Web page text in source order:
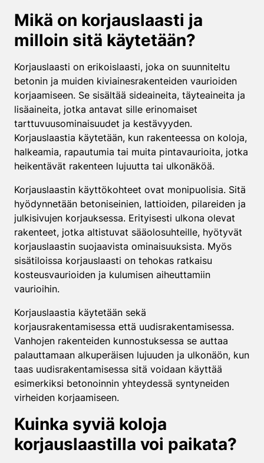
Mikä on korjauslaasti ja
milloin sitä käytetään?
Korjauslaasti on erikoislaasti, joka on suunniteltu
betonin ja muiden kiviainesrakenteiden vaurioiden
korjaamiseen. Se sisältää sideaineita, täyteaineita ja
lisäaineita, jotka antavat sille erinomaiset
tarttuvuusominaisuudet ja kestävyyden.
Korjauslaastia käytetään, kun rakenteessa on koloja,
halkeamia, rapautumia tai muita pintavaurioita, jotka
heikentävät rakenteen lujuutta tai ulkonäköä.
Korjauslaastin käyttökohteet ovat monipuolisia. Sitä
hyödynnetään betoniseinien, lattioiden, pilareiden ja
julkisivujen korjauksessa. Erityisesti ulkona olevat
rakenteet, jotka altistuvat sääolosuhteille, hyötyvät
korjauslaastin suojaavista ominaisuuksista. Myös
sisätiloissa korjauslaasti on tehokas ratkaisu
kosteusvaurioiden ja kulumisen aiheuttamiin
vaurioihin.
Korjauslaastia käytetään sekä
korjausrakentamisessa että uudisrakentamisessa.
Vanhojen rakenteiden kunnostuksessa se auttaa
palauttamaan alkuperäisen lujuuden ja ulkonäön, kun
taas uudisrakentamisessa sitä voidaan käyttää
esimerkiksi betonoinnin yhteydessä syntyneiden
virheiden korjaamiseen.
Kuinka syviä koloja
korjauslaastilla voi paikata?